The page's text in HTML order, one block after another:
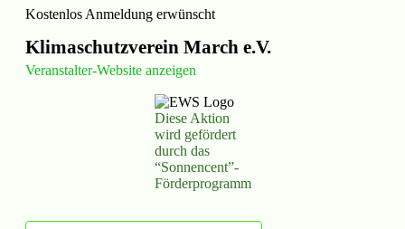
Kostenlos Anmeldung erwünscht
Klimaschutzverein March e.V.
Veranstalter-Website anzeigen
Diese Aktion
wird gefördert
durch das
“Sonnencent”-
Förderprogramm